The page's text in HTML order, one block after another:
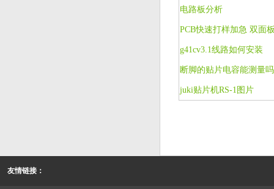
电路板分析
g41cv3.1线路如何安装
断脚的贴片电容能测量吗
juki贴片机RS-1图片
友情链接：